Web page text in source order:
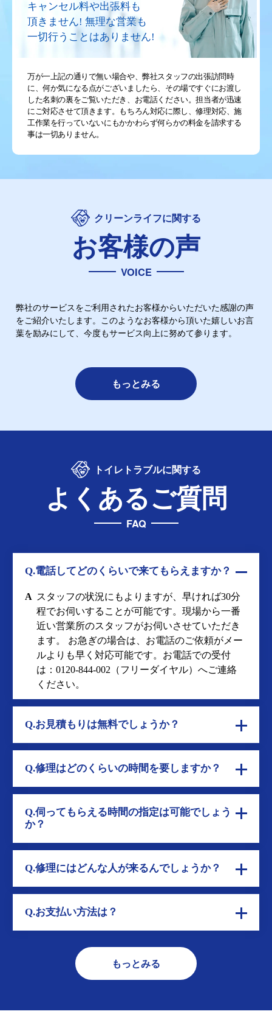
キャンセル料や出張料も
頂きません! 無理な営業も
一切行うことはありません!
万が一上記の通りで無い場合や、弊社スタッフの出張訪問時
に、何か気になる点がございましたら、その場ですぐにお渡し
した名刺の裏をご覧いただき、お電話ください。担当者が迅速
にご対応させて頂きます。もちろん対応に際し、修理対応、施
工作業を行っていないにもかかわらず何らかの料金を請求する
事は一切ありません。
クリーンライフに関する
お客様の声
VOICE
弊社のサービスをご利用されたお客様からいただいた感謝の声
をご紹介いたします。このようなお客様から頂いた嬉しいお言
葉を励みにして、今度もサービス向上に努めて参ります。
もっとみる
トイレトラブルに関する
よくあるご質問
FAQ
Q.電話してどのくらいで来てもらえますか？
A スタッフの状況にもよりますが、早ければ30分
程でお伺いすることが可能です。現場から一番
近い営業所のスタッフがお伺いさせていただき
ます。 お急ぎの場合は、お電話のご依頼がメー
ルよりも早く対応可能です。お電話での受付
は： 0120-844-002 （フリーダイヤル）へご連絡
ください。
Q.お見積もりは無料でしょうか？
Q.修理はどのくらいの時間を要しますか？
Q.伺ってもらえる時間の指定は可能でしょう
か？
Q.修理にはどんな人が来るんでしょうか？
Q.お支払い方法は？
もっとみる